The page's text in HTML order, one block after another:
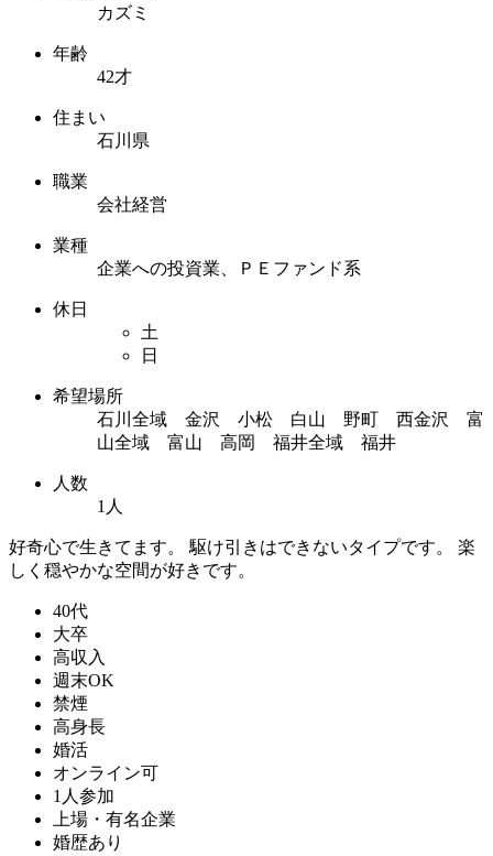
カズミ
年齢
42才
住まい
石川県
職業
会社経営
業種
企業への投資業、ＰＥファンド系
休日
土
日
希望場所
石川全域 金沢 小松 白山 野町 西金沢 富
山全域 富山 高岡 福井全域 福井
人数
1人
好奇心で生きてます。 駆け引きはできないタイプです。 楽
しく穏やかな空間が好きです。
40代
大卒
高収入
週末OK
禁煙
高身長
婚活
オンライン可
1人参加
上場・有名企業
婚歴あり